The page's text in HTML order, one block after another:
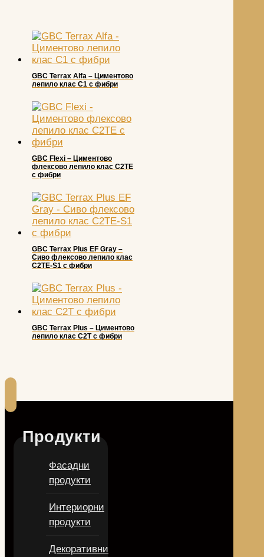
GBC Terrax Alfa – Циментово
лепило клас С1 с фибри
GBC Flexi – Циментово
флексово лепило клас С2TЕ
с фибри
GBC Terrax Plus EF Grаy –
Сиво флексово лепило клас
С2TE-S1 с фибри
GBC Terrax Plus – Циментово
лепило клас С2T с фибри
Продукти
Фасадни
продукти
Интериорни
продукти
Декоративни